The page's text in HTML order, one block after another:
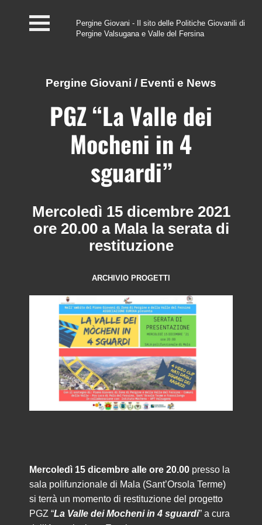
#InfoPoint
Centro #Kairos
PGZ Pergine e Valle
del Fersina
Eventi e News
Contatti
Pergine Giovani - Il sito delle Politiche Giovanili di
Pergine Valsugana e Valle del Fersina
Pergine Giovani / Eventi e News
PGZ “La Valle dei
Mocheni in 4
sguardi”
Mercoledì 15 dicembre 2021
ore 20.00 a Mala la serata di
restituzione
ARCHIVIO PROGETTI
Mercoledì 15 dicembre alle ore 20.00 presso la
sala polifunzionale di Mala (Sant’Orsola Terme)
si terrà un momento di restituzione del progetto
PGZ “La Valle dei Mocheni in 4 sguardi” a cura